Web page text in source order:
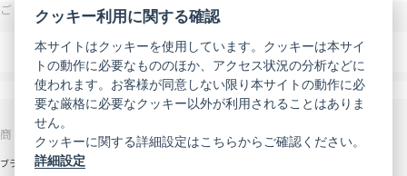
ご注文・お問い合わせはこちら
電話 0120-007-444
受付時間 9:00～18:00（年末年始などを除く）
メール お問い合わせフォーム
商品を探す
ブランドから探す
サポート
クッキー利用に関する確認
本サイトはクッキーを使用しています。クッキーは本サイ
トの動作に必要なもののほか、アクセス状況の分析などに
使われます。お客様が同意しない限り本サイトの動作に必
要な厳格に必要なクッキー以外が利用されることはありま
せん。
クッキーに関する詳細設定はこちらからご確認ください。
詳細設定